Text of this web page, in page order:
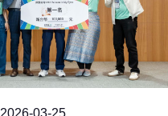
2026-03-25